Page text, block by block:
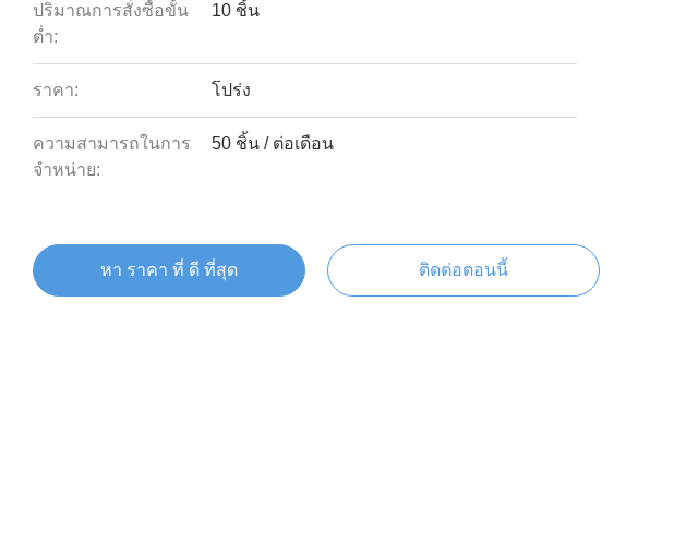
ปริมาณการสั่งซื้อขั้น
ต่ำ:
10 ชิ้น
ราคา: โปร่ง
ความสามารถในการ
จําหน่าย:
50 ชิ้น / ต่อเดือน
หา ราคา ที่ ดี ที่สุด ติดต่อตอนนี้